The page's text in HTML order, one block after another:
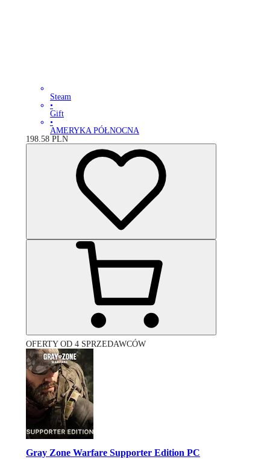
Steam
•
Gift
•
AMERYKA PÓŁNOCNA
198.58 PLN
OFERTY OD 4 SPRZEDAWCÓW
Gray Zone Warfare Supporter Edition PC